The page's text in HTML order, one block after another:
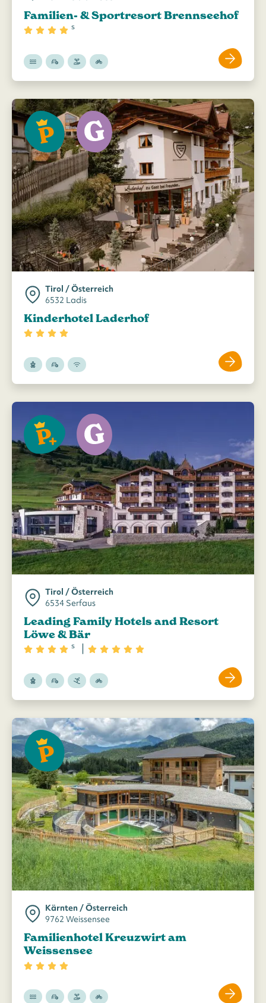
Familien- & Sportresort Brennseehof
s
Tirol / Österreich
6532 Ladis
Kinderhotel Laderhof
Tirol / Österreich
6534 Serfaus
Leading Family Hotels and Resort
Löwe & Bär
s |
Kärnten / Österreich
9762 Weissensee
Familienhotel Kreuzwirt am
Weissensee